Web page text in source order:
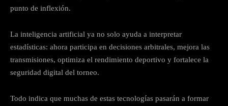
punto de inflexión.
La inteligencia artificial ya no solo ayuda a interpretar
estadísticas: ahora participa en decisiones arbitrales, mejora las
transmisiones, optimiza el rendimiento deportivo y fortalece la
seguridad digital del torneo.
Todo indica que muchas de estas tecnologías pasarán a formar